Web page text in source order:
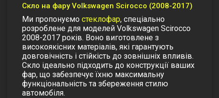
Скло на фару Volkswagen Scirocco (2008-2017)
Ми пропонуємо стеклофар, спеціально
розроблене для моделей Volkswagen Scirocco
2008-2017 років. Воно виготовлене з
високоякісних матеріалів, які гарантують
довговічність і стійкість до зовнішніх впливів.
Скло ідеально підходить до конструкції ваших
фар, що забезпечує їхню максимальну
функціональність та збереження стилю
автомобіля.